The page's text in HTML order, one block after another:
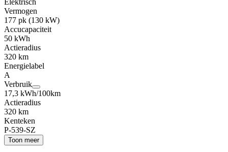
Elektrisch
Vermogen
177 pk (130 kW)
Accucapaciteit
50 kWh
Actieradius
320 km
Energielabel
A
Verbruik
17,3 kWh/100km
Actieradius
320 km
Kenteken
P-539-SZ
Toon meer